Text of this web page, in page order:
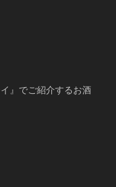
』でご紹介するお酒